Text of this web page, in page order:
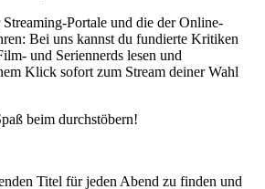
Portale und die der Online-
Bei uns kannst du fundierte Kritiken
und Seriennerds lesen und
Klick sofort zum Stream deiner Wahl
beim durchstöbern!
Titel für jeden Abend zu finden und